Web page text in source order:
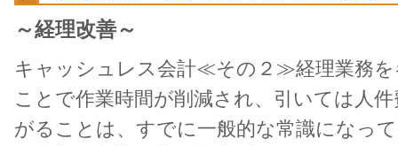
～経理改善～
キャッシュレス会計≪その２≫経理業務
ことで作業時間が削減され、引いては人
がることは、すでに一般的な常識になっ